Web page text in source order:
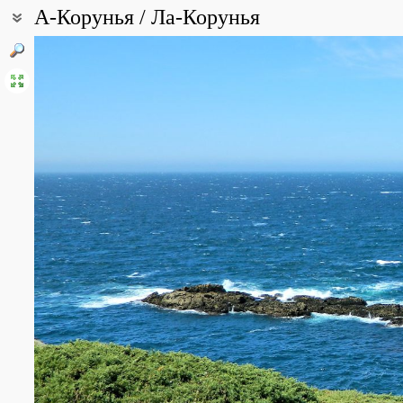
А-Корунья / Ла-Корунья
Население 243 870 человек (2015[1]), это второй по
[3]. Город является центром одноименной агломерации,
численности населения провинции.
Плотность населения города рекордная для Галисии и всей
муниципалитет имеет площадь всего 37,83 км². Большая
городе Артейхо, одном из самых промышленно развитых
ориентирована в основном на сектор услуг. Вторичный сектор
нефтеперерабатывающим заводом Repsol. Климат города
круглый год.
В городе расположены Верховный суд Галисии,
Королевской академии Галисии[4] [5].
Топография и рельеф.
Ла-Корунья имеет своеобразный рельеф - центр расположен
перешейком с равниной и крутыми холмами с запада и
находятся в черте города после его расширения после 1940
Бенс и гора Сан-Педро). Муниципалитет также включает в